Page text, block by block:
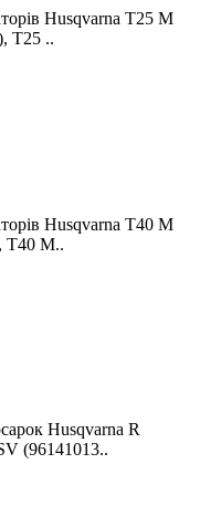
Husqvarna T25 M
T25 ..
Husqvarna T40 M
T40 M..
Husqvarna R
(96141013..